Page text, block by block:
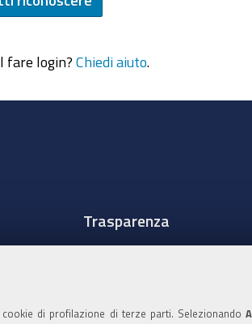
di profilazione di terze parti. Selezionando
fare login? Chiedi aiuto
Trasparenza
Pubblicità Legale